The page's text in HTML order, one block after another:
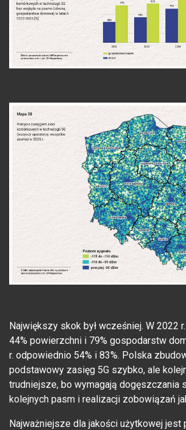
Największy skok był wcześniej. W 2022
44% powierzchni i 79% gospodarstw
r. odpowiednio 54% i 83%. Polska
podstawowy zasięg 5G szybko, ale
trudniejsze, bo wymagają dogęszczania
kolejnych pasm i realizacji zobowiązań
Najważniejsze dla jakości użytkowej jest